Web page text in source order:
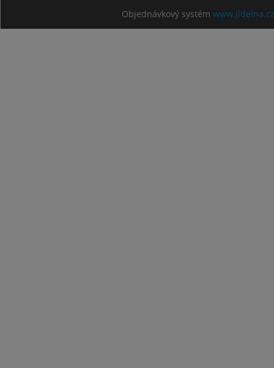
Objednávkový systém www.jidelna.cz